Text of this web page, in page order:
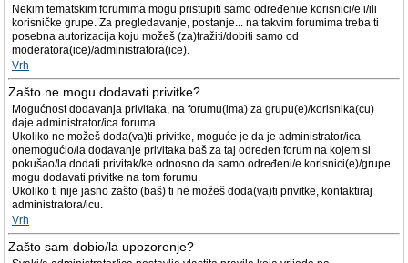
Nekim tematskim forumima mogu pristupiti samo određeni/e korisnici/e i/ili
korisničke grupe. Za pregledavanje, postanje... na takvim forumima treba ti
posebna autorizacija koju možeš (za)tražiti/dobiti samo od
moderatora(ice)/administratora(ice).
Vrh
Zašto ne mogu dodavati privitke?
Mogućnost dodavanja privitaka, na forumu(ima) za grupu(e)/korisnika(cu)
daje administrator/ica foruma.
Ukoliko ne možeš doda(va)ti privitke, moguće je da je administrator/ica
onemogućio/la dodavanje privitaka baš za taj određen forum na kojem si
pokušao/la dodati privitak/ke odnosno da samo određeni/e korisnici(e)/grupe
mogu dodavati privitke na tom forumu.
Ukoliko ti nije jasno zašto (baš) ti ne možeš doda(va)ti privitke, kontaktiraj
administratora/icu.
Vrh
Zašto sam dobio/la upozorenje?